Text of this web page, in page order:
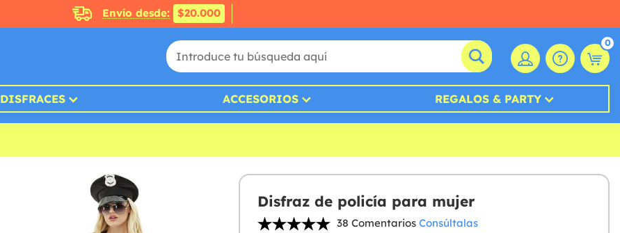
Envío desde: $20.000
0
DISFRACES ACCESORIOS REGALOS & PARTY
Disfraz de policía para mujer
38 Comentarios Consúltalas